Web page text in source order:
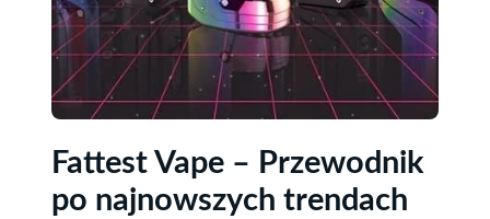
Fattest Vape – Przewodnik
po najnowszych trendach